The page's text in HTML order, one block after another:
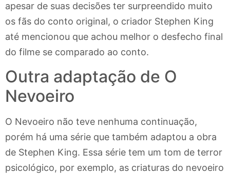
apesar de suas decisões ter surpreendido muito
os fãs do conto original, o criador Stephen King
até mencionou que achou melhor o desfecho final
do filme se comparado ao conto.
Outra adaptação de O
Nevoeiro
O Nevoeiro não teve nenhuma continuação,
porém há uma série que também adaptou a obra
de Stephen King. Essa série tem um tom de terror
psicológico, por exemplo, as criaturas do nevoeiro